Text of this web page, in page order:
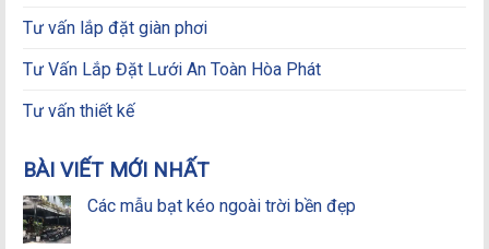
Tư vấn lắp đặt giàn phơi
Tư Vấn Lắp Đặt Lưới An Toàn Hòa Phát
Tư vấn thiết kế
BÀI VIẾT MỚI NHẤT
Các mẫu bạt kéo ngoài trời bền đẹp